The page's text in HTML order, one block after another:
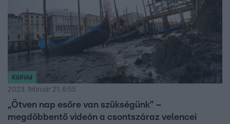
Külföld
2023. február 21. 6:55
„Ötven nap esőre van szükségünk” –
megdöbbentő videón a csontszáraz velencei